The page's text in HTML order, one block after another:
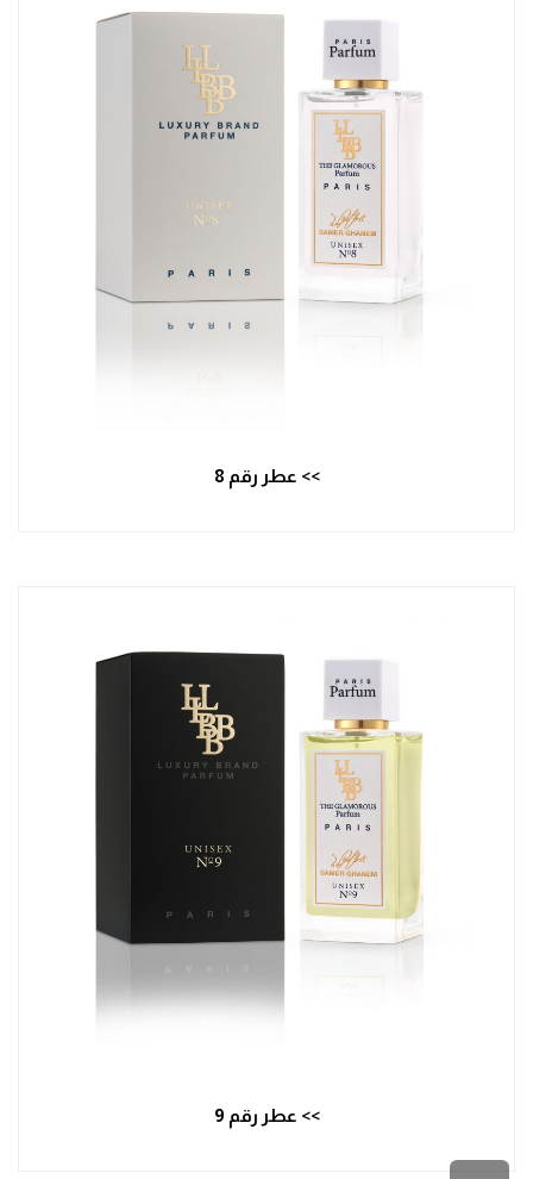
>> عطر رقم 8
>> عطر رقم 9